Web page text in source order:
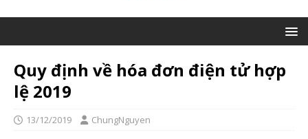
Quy định về hóa đơn điện tử hợp
lệ 2019
13/12/2019 ChungNguyen